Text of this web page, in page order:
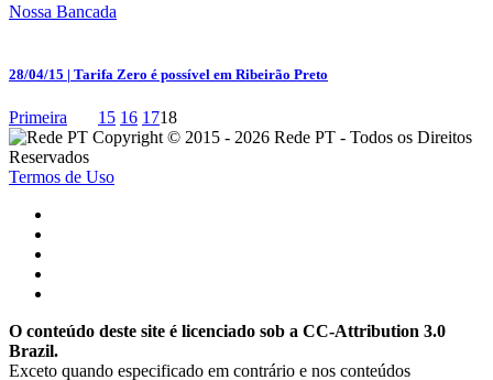
Nossa Bancada
28/04/15 | Tarifa Zero é possível em Ribeirão Preto
Primeira 15 16 1718
Copyright © 2015 - 2026 Rede PT - Todos os Direitos
Reservados
Termos de Uso
O conteúdo deste site é licenciado sob a CC-Attribution 3.0
Brazil.
Exceto quando especificado em contrário e nos conteúdos